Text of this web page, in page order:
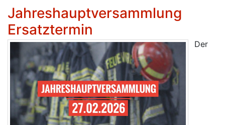
Jahreshauptversammlung
Ersatztermin
Der